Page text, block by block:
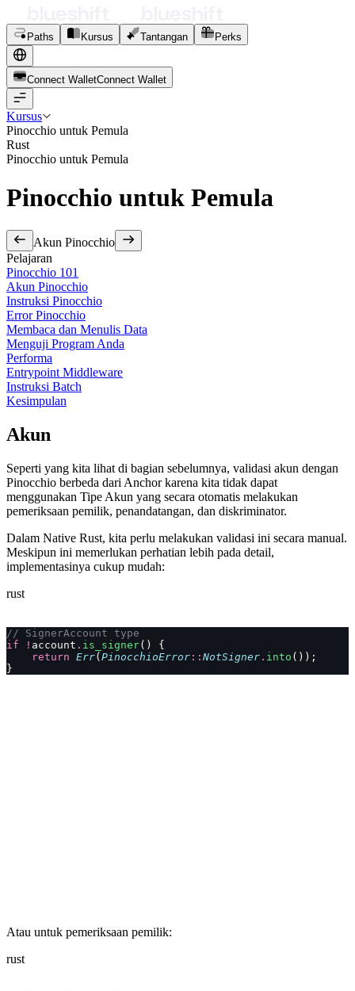
Paths Kursus Tantangan Perks
Connect WalletConnect Wal et
Kursus
Pinocchio untuk Pemula
Rust
Pinocchio untuk Pemula
Pinocchio untuk Pemula
Akun Pinocchio
Pelajaran
Pinocchio 101
Akun Pinocchio
Instruksi Pinocchio
Error Pinocchio
Membaca dan Menulis Data
Menguji Program Anda
Performa
Entrypoint Middleware
Instruksi Batch
Kesimpulan
Akun
Seperti yang kita lihat di bagian sebelumnya, validasi akun dengan
Pinocchio berbeda dari Anchor karena kita tidak dapat
menggunakan Tipe Akun yang secara otomatis melakukan
pemeriksaan pemilik, penandatangan, dan diskriminator.
Dalam Native Rust, kita perlu melakukan validasi ini secara manual.
Meskipun ini memerlukan perhatian lebih pada detail,
implementasinya cukup mudah:
rust
// SignerAccount type
if ! account . is_signer() {
    return
Err(PinocchioError :: NotSigner . into ());
}
Atau untuk pemeriksaan pemilik:
rust